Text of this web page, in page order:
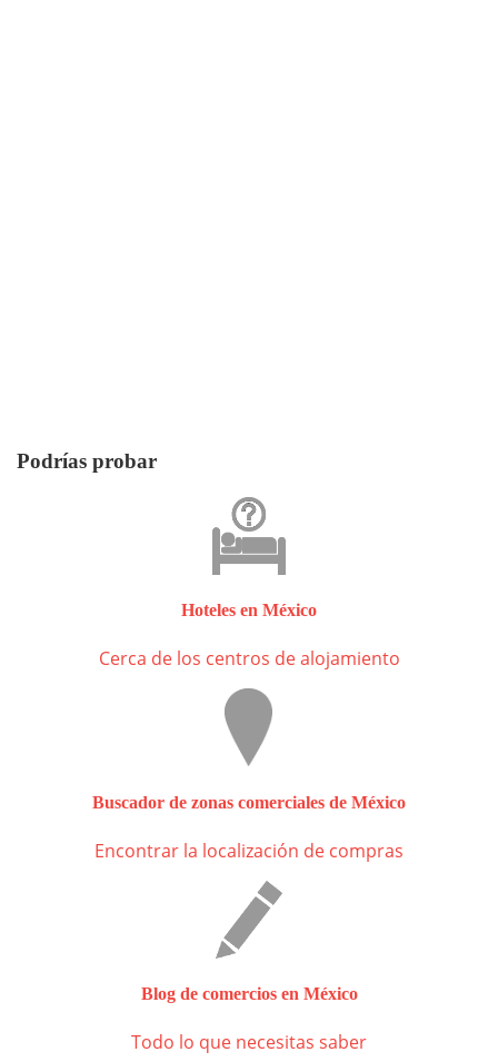
Podrías probar
Hoteles en México
Cerca de los centros de alojamiento
Buscador de zonas comerciales de México
Encontrar la localización de compras
Blog de comercios en México
Todo lo que necesitas saber